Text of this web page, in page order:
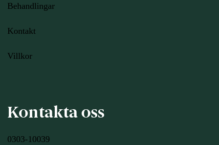
Behandlingar
Kontakt
Villkor
Kontakta oss
0303-10039